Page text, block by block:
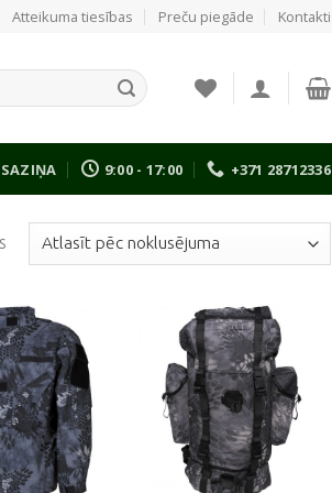
Atteikuma tiesības Preču piegāde Kontakti
SAZIŅA 9:00 - 17:00 +371 28712336
Pievienot
vēlmju
sarakstam
Pievienot
vēlmju
sarakstam